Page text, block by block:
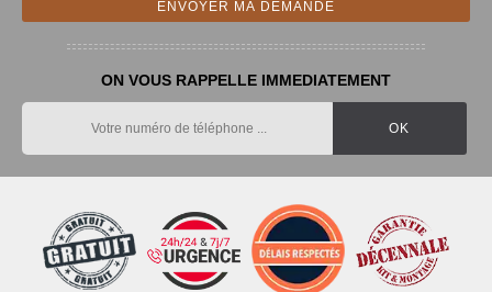
ON VOUS RAPPELLE IMMEDIATEMENT